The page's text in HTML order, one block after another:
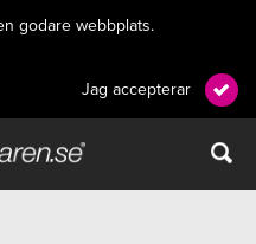
godare webbplats.
Jag accepterar